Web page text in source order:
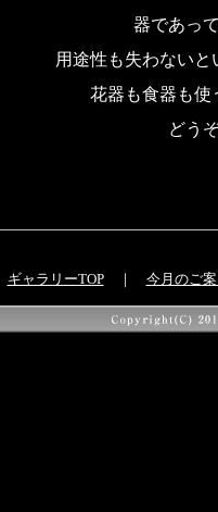
器であっ
用途性も失わない
花器も食器も使
どう
ギャラリーTOP｜ 今月のご